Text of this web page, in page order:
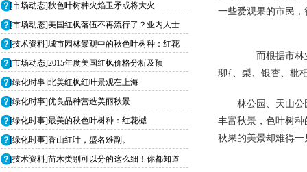
[市场动态]秋色叶树种火焰卫矛或将大火
[市场动态]美国红枫落伍不再流行了？业内人士
[技术资料]城市园林景观中的秋色叶树种：红花
[市场动态]2015年度美国红枫价格分析及预
[绿化时事]北美红枫红叶景观在上海
[绿化时事]优良品种营造美丽秋景
[绿化时事]最美的秋色叶树种：红花槭
[绿化时事]香山红叶，盛名难副。
[技术资料]苗木类别可以分的这么细！你都知道
一些爱观果的市民
而根据市林业
珋{、梨、银杏、枇
林公园、天山
丰富秋景，色叶树
秋果的美景却难得